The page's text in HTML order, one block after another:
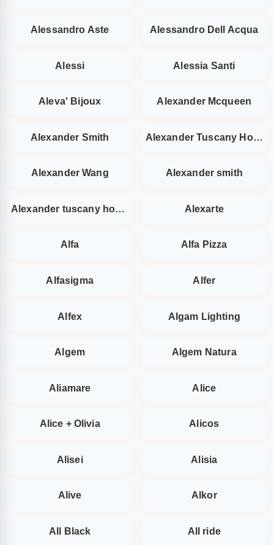
Alessandro Aste Alessandro Dell Acqua
Alessi Alessia Santi
Aleva' Bijoux Alexander Mcqueen
Alexander Smith Alexander Tuscany Home
Alexander Wang Alexander smith
Alexander tuscany home Alexarte
Alfa Alfa Pizza
Alfasigma Alfer
Alfex Algam Lighting
Algem Algem Natura
Aliamare Alice
Alice + Olivia Alicos
Alisei Alisia
Alive Alkor
All Black All ride